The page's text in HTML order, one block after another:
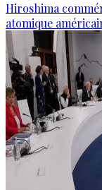
Hiroshima
atomique